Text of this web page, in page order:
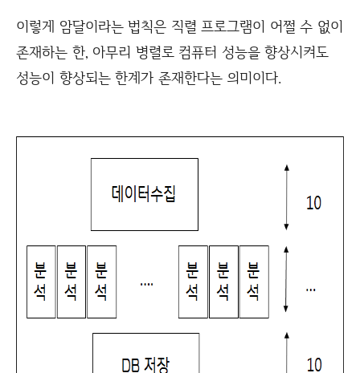
이렇게 암달이라는 법칙은 직렬 프로그램이 어쩔 수 없이
존재하는 한, 아무리 병렬로 컴퓨터 성능을 향상시켜도
성능이 향상되는 한계가 존재한다는 의미이다.